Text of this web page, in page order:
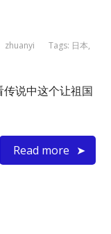
zhuanyi Tags: 日本,
说中这个让祖国
Read more